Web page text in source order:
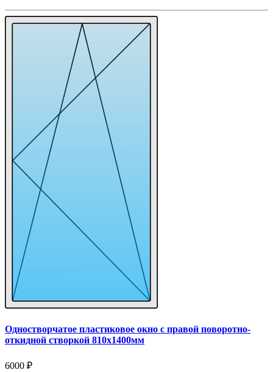
Одностворчатое пластиковое окно с правой поворотно-
откидной створкой 810x1400мм
6000 ₽